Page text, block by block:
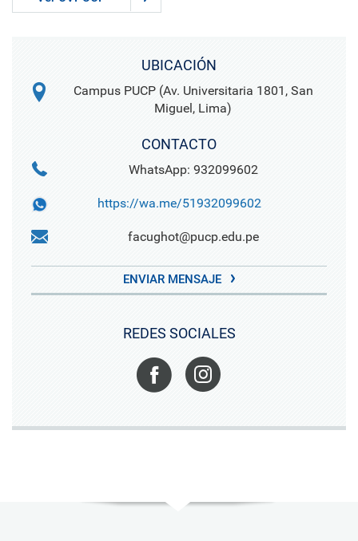
UBICACIÓN
Campus PUCP (Av. Universitaria 1801, San
Miguel, Lima)
CONTACTO
WhatsApp: 932099602
https://wa.me/51932099602
facughot@pucp.edu.pe
ENVIAR MENSAJE
REDES SOCIALES
Facebook